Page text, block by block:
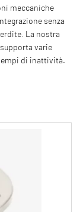
meccaniche
senza
La nostra
varie
di inattività.